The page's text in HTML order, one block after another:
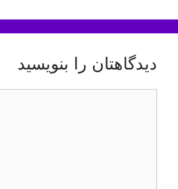
دیدگاهتان را بنویسید